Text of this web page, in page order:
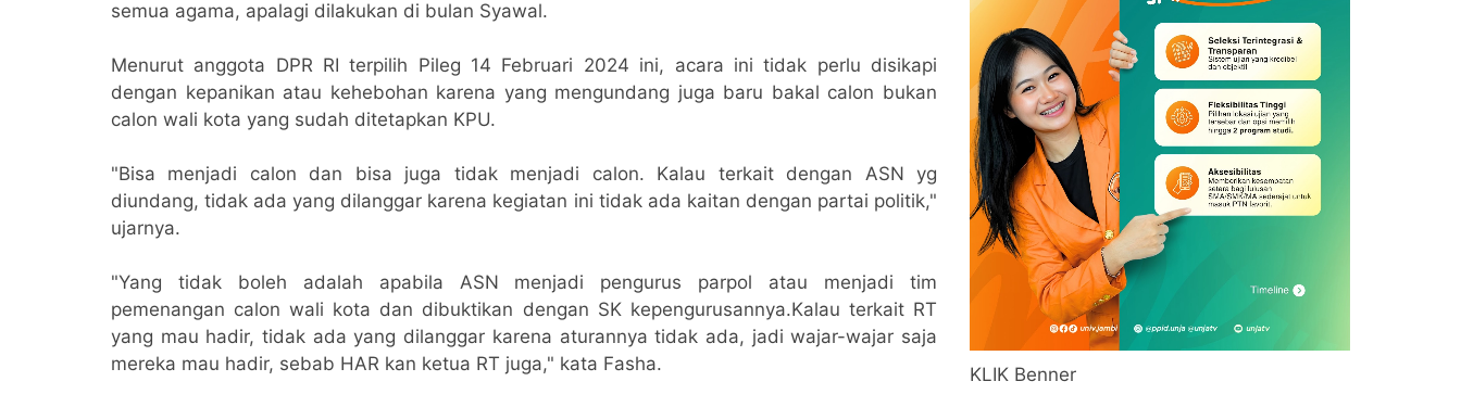
semua agama, apalagi dilakukan di bulan Syawal.
Menurut anggota DPR RI terpilih Pileg 14 Februari 2024 ini, acara ini tidak perlu disikapi
dengan kepanikan atau kehebohan karena yang mengundang juga baru bakal calon bukan
calon wali kota yang sudah ditetapkan KPU.
"Bisa menjadi calon dan bisa juga tidak menjadi calon. Kalau terkait dengan ASN yg
diundang, tidak ada yang dilanggar karena kegiatan ini tidak ada kaitan dengan partai politik,"
ujarnya.
"Yang tidak boleh adalah apabila ASN menjadi pengurus parpol atau menjadi tim
pemenangan calon wali kota dan dibuktikan dengan SK kepengurusannya.Kalau terkait RT
yang mau hadir, tidak ada yang dilanggar karena aturannya tidak ada, jadi wajar-wajar saja
mereka mau hadir, sebab HAR kan ketua RT juga," kata Fasha.
KLIK Benner